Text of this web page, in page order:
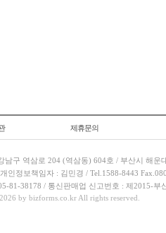
제휴문의
남구 역삼로 204 (역삼동) 604호 / 부산시 해운
인정보책임자 : 김민경 / Tel.1588-8443
81-38178 / 통신판매업 신고번호 : 제2015-부
by bizforms.co.kr All rights reserved.